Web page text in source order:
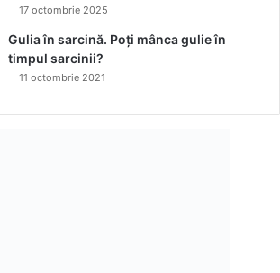
17 octombrie 2025
Gulia în sarcină. Poți mânca gulie în
timpul sarcinii?
11 octombrie 2021